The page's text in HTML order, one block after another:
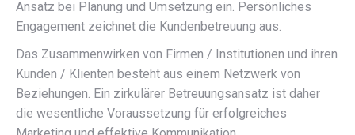
Ansatz bei Planung und Umsetzung ein. Persönliches
Engagement zeichnet die Kundenbetreuung aus.
Das Zusammenwirken von Firmen / Institutionen und ihren
Kunden / Klienten besteht aus einem Netzwerk von
Beziehungen. Ein zirkulärer Betreuungsansatz ist daher
die wesentliche Voraussetzung für erfolgreiches